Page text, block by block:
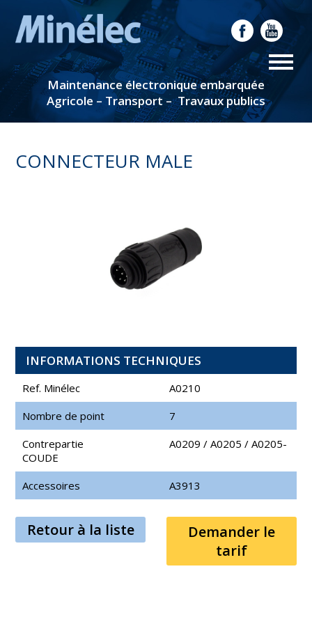
Maintenance électronique embarquée
Agricole – Transport – Travaux publics
CONNECTEUR MALE
INFORMATIONS TECHNIQUES
Ref. Minélec
A0210
Nombre de point
7
Contrepartie
A0209 /A0205 /A0205-
COUDE
Accessoires
A3913
Retour à la liste
Demander le
tarif